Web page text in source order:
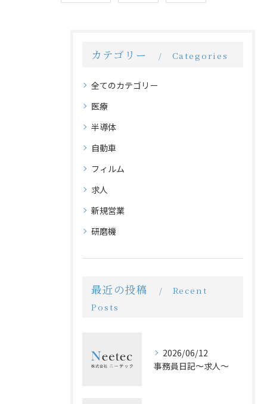
カテゴリー Categories
全てのカテゴリー
医療
半導体
自動車
フィルム
求人
新規営業
研磨機
最近の投稿
Recent
Posts
2026/06/12
事務員日記〜求人〜